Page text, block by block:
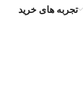
تجربه های خرید